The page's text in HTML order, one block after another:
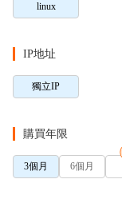
linux
IP地址
獨立IP
購買年限
3個月 6個月